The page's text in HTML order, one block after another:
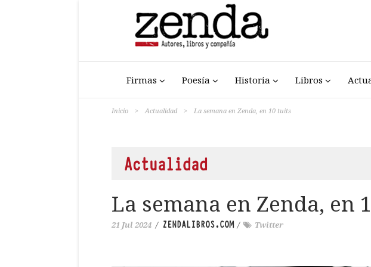
Firmas Poesía Historia Libros
Inicio > Actualidad > La semana en Zenda, en 10 tuits
Actualidad
La semana en Zenda, en
21 Jul 2024 / ZENDALIBROS.COM/ Twitter